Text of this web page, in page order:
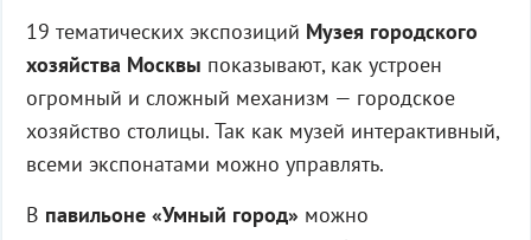
19 тематических экспозиций Музея городского
хозяйства Москвы показывают, как устроен
огромный и сложный механизм — городское
хозяйство столицы. Так как музей интерактивный,
всеми экспонатами можно управлять.
В павильоне «Умный город» можно